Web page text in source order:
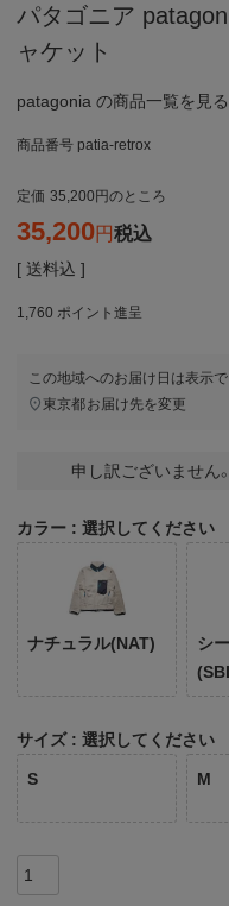
パタゴニア
ャケット
patagonia の商品一覧を見る
商品番号 patia-retrox
定価 35,200 のところ
35,200 税込
送料込
1,760 ポイント進呈
この地域へのお届け日は表示
東京都お届け先を変更
申し訳ございません
カラー 選択してください
ナチュラル(NAT)
シ
サイズ 選択してください
S M